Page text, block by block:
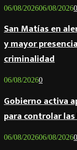
06/08/202606/08/20260
San Matías en
y mayor
criminalidad
06/08/20260
Gobierno activa
para controlar
06/08/202606/08/20260